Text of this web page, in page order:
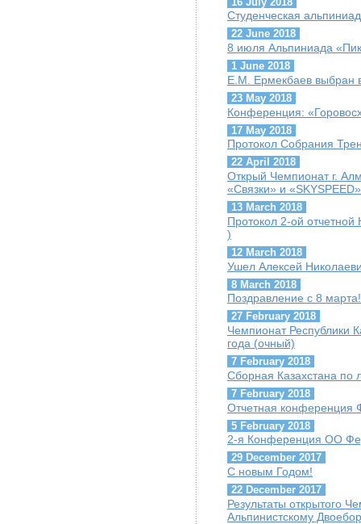
Студенческая
22 June 2018
8 июля Альпиниада
1 June 2018
Е.М. Ермекбаев выбран
23 May 2018
Конференция:
17 May 2018
Протокол Собрания
22 April 2018
Открый Чемпионат г.
«Связки» и «SKYSPEED»
13 March 2018
Протокол 2-ой
)
12 March 2018
Ушел Алексей
8 March 2018
Поздравление с 8 марта!
27 February 2018
Чемпионат Республики
года (очный)
7 February 2018
Сборная Казахстана по
7 February 2018
Отчетная
5 February 2018
2-я Конференция ОО
29 December 2017
С новым Годом!
22 December 2017
Результаты открытого
Альпинистскому